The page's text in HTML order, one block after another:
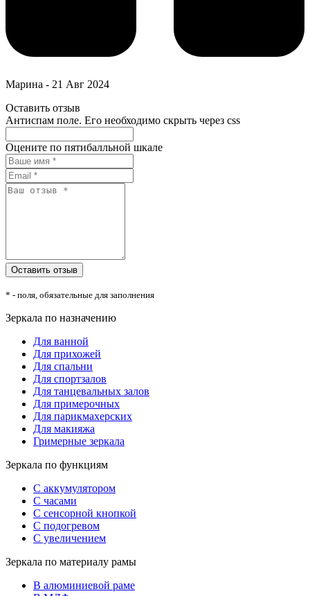
Марина - 21 Авг 2024
Оставить отзыв
Антиспам поле. Его необходимо скрыть через css
Оцените по пятибалльной шкале
* - поля, обязательные для заполнения
Зеркала по назначению
Для ванной
Для прихожей
Для спальни
Для спортзалов
Для танцевальных залов
Для примерочных
Для парикмахерских
Для макияжа
Гримерные зеркала
Зеркала по функциям
С аккумулятором
С часами
С сенсорной кнопкой
С подогревом
С увеличением
Зеркала по материалу рамы
В алюминиевой раме